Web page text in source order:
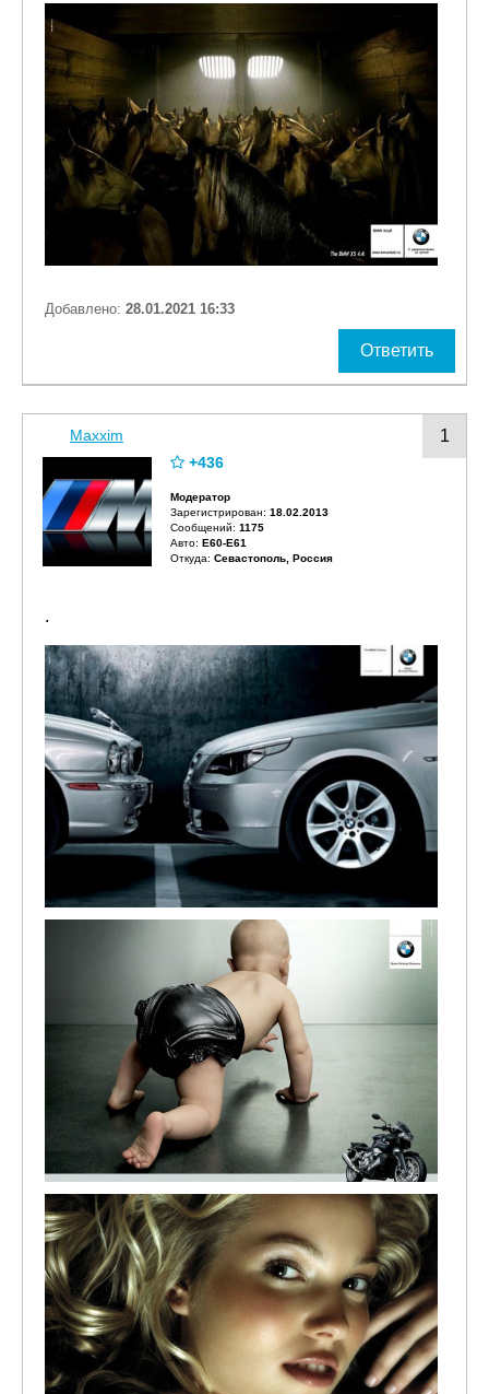
Добавлено: 28.01.2021 16:33
Ответить
1
Maxxim
+436
Модератор
Зарегистрирован: 18.02.2013
Сообщений: 1175
Авто: E60-E61
Откуда: Севастополь, Россия
.